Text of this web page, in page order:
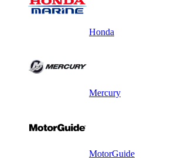
Honda
Mercury
MotorGuide